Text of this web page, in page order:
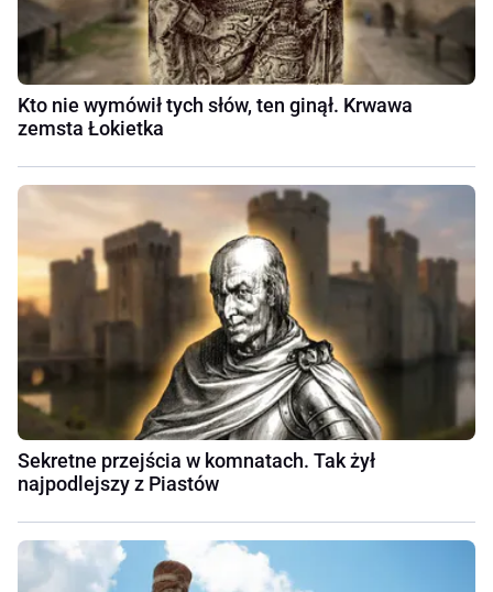
Kto nie wymówił tych słów, ten ginął. Krwawa
zemsta Łokietka
Sekretne przejścia w komnatach. Tak żył
najpodlejszy z Piastów